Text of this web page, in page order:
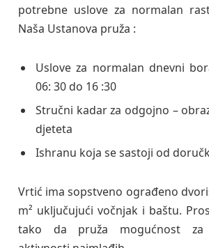
potrebne uslove za normalan
Naša Ustanova pruža :
Uslove za normalan dnevni
06: 30 do 16 :30
Stručni kadar za odgojno –
djeteta
Ishranu koja se sastoji od
Vrtić ima sopstveno ograđeno
m² uključujući vočnjak i baštu.
tako da pruža mogućnost za